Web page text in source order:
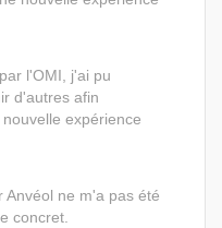
l'OMI, j'ai pu
d'autres afin
expérience
ne m'a pas été
concret.